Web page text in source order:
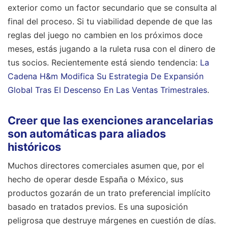
exterior como un factor secundario que se consulta al
final del proceso. Si tu viabilidad depende de que las
reglas del juego no cambien en los próximos doce
meses, estás jugando a la ruleta rusa con el dinero de
tus socios. Recientemente está siendo tendencia: La
Cadena H&m Modifica Su Estrategia De Expansión
Global Tras El Descenso En Las Ventas Trimestrales.
Creer que las exenciones arancelarias
son automáticas para aliados
históricos
Muchos directores comerciales asumen que, por el
hecho de operar desde España o México, sus
productos gozarán de un trato preferencial implícito
basado en tratados previos. Es una suposición
peligrosa que destruye márgenes en cuestión de días.